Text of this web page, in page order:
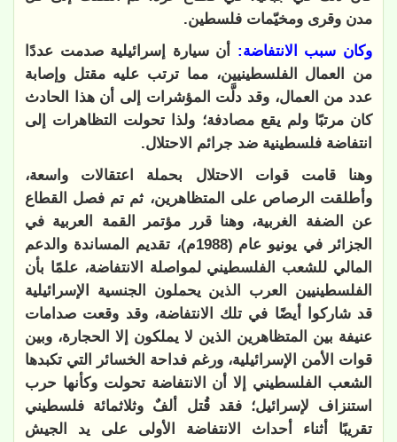
مدن وقرى ومخيّمات فلسطين.
وكان سبب الانتفاضة: أن سيارة إسرائيلية صدمت عددًا
من العمال الفلسطينيين، مما ترتب عليه مقتل وإصابة
عدد من العمال، وقد دلَّت المؤشرات إلى أن هذا الحادث
كان مرتبًا ولم يقع مصادفة؛ ولذا تحولت التظاهرات إلى
انتفاضة فلسطينية ضد جرائم الاحتلال.
وهنا قامت قوات الاحتلال بحملة اعتقالات واسعة،
وأطلقت الرصاص على المتظاهرين، ثم تم فصل القطاع
عن الضفة الغربية، وهنا قرر مؤتمر القمة العربية في
الجزائر في يونيو عام (1988م)، تقديم المساندة والدعم
المالي للشعب الفلسطيني لمواصلة الانتفاضة، علمًا بأن
الفلسطينيين العرب الذين يحملون الجنسية الإسرائيلية
قد شاركوا أيضًا في تلك الانتفاضة، وقد وقعت صدامات
عنيفة بين المتظاهرين الذين لا يملكون إلا الحجارة، وبين
قوات الأمن الإسرائيلية، ورغم فداحة الخسائر التي تكبدها
الشعب الفلسطيني إلا أن الانتفاضة تحولت وكأنها حرب
استنزاف لإسرائيل؛ فقد قُتل ألفٌ وثلاثمائة فلسطيني
تقريبًا أثناء أحداث الانتفاضة الأولى على يد الجيش